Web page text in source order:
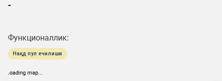
-
Функционаллик:
Нақд пул ечилиши
loading map...